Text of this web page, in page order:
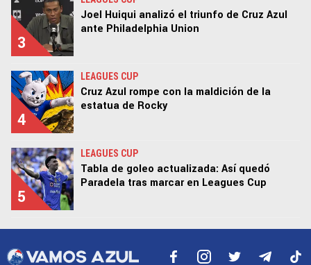
3
Joel Huiqui analizó el triunfo de Cruz Azul
ante Philadelphia Union
4
LEAGUES CUP
Cruz Azul rompe con la maldición de la
estatua de Rocky
5
LEAGUES CUP
Tabla de goleo actualizada: Así quedó
Paradela tras marcar en Leagues Cup